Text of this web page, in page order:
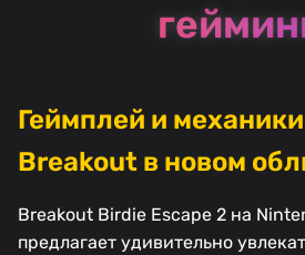
Геймплей и
Breakout в новом
Breakout Birdie Escape 2 на
предлагает удивительно